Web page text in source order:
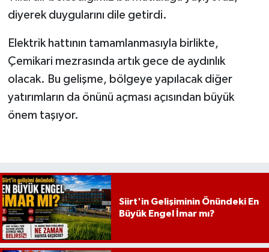
diyerek duygularını dile getirdi.
Elektrik hattının tamamlanmasıyla birlikte,
Çemikari mezrasında artık gece de aydınlık
olacak. Bu gelişme, bölgeye yapılacak diğer
yatırımların da önünü açması açısından büyük
önem taşıyor.
Siirt'in Gelişiminin Önündeki En
Büyük Engel İmar mı?